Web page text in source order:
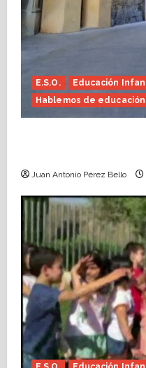
E.S.O. Educación
Hablemos de educación
Juan Antonio Pérez Bello